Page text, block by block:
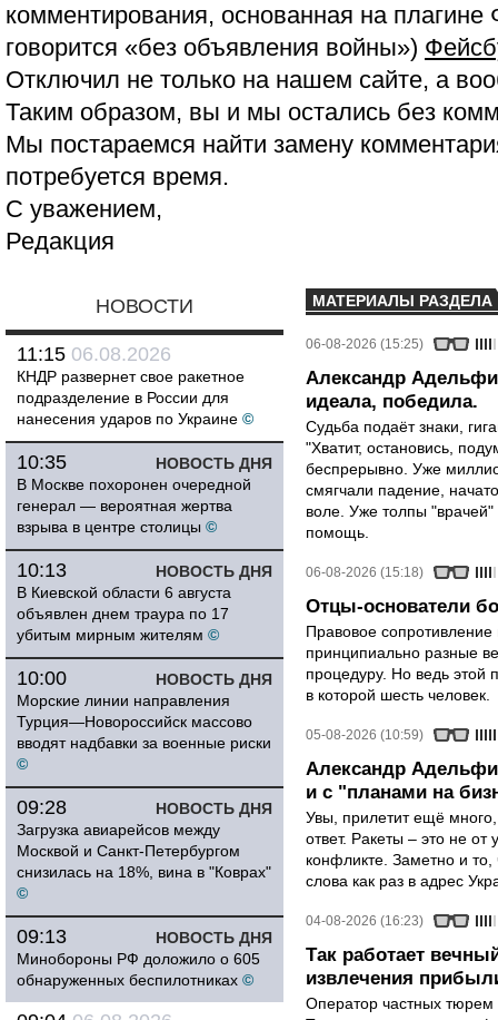
комментирования, основанная на
говорится «без объявления войны»)
Отключил не только на нашем сайте, а
Таким образом, вы и мы остались без
Мы постараемся найти замену
потребуется время.
С уважением,
Редакция
НОВОСТИ
11:15 06.08.2026
КНДР развернет свое ракетное
подразделение в России для
нанесения ударов по Украине ©
НОВОСТЬ ДНЯ
10:35
В Москве похоронен очередной
генерал — вероятная жертва
взрыва в центре столицы ©
НОВОСТЬ ДНЯ
10:13
В Киевской области 6 августа
объявлен днем траура по 17
убитым мирным жителям ©
НОВОСТЬ ДНЯ
10:00
Морские линии направления
Турция—Новороссийск массово
вводят надбавки за военные риски
©
НОВОСТЬ ДНЯ
09:28
Загрузка авиарейсов между
Москвой и Санкт-Петербургом
снизилась на 18%, вина в "Коврах"
©
НОВОСТЬ ДНЯ
09:13
Минобороны РФ доложило о 605
обнаруженных беспилотниках ©
МАТЕРИАЛЫ РАЗДЕЛА
06-08-2026 (15:25)
Александр
идеала, победила.
Судьба подаёт знаки,
"Хватит, остановись,
беспрерывно. Уже
смягчали падение,
воле. Уже толпы
помощь.
06-08-2026 (15:18)
Отцы-основатели
Правовое
принципиально разные
процедуру. Но ведь этой
в которой шесть человек.
05-08-2026 (10:59)
Александр
и с "планами на
Увы, прилетит ещё
ответ. Ракеты – это не от
конфликте. Заметно и
слова как раз в адрес
04-08-2026 (16:23)
Так работает
извлечения
Оператор частных тюрем